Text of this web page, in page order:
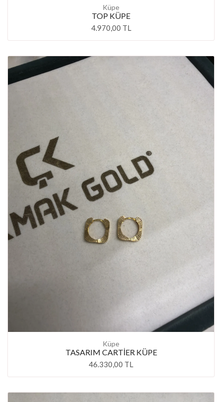
Küpe
TOP KÜPE
4.970,00 TL
Küpe
TASARIM CARTİER KÜPE
46.330,00 TL